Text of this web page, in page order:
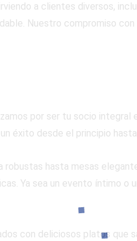
a clientes diversos,
Nuestro compromiso
por ser tu socio
éxito desde el principio
robustas hasta mesas
Ya sea un evento íntimo o
con deliciosos platos